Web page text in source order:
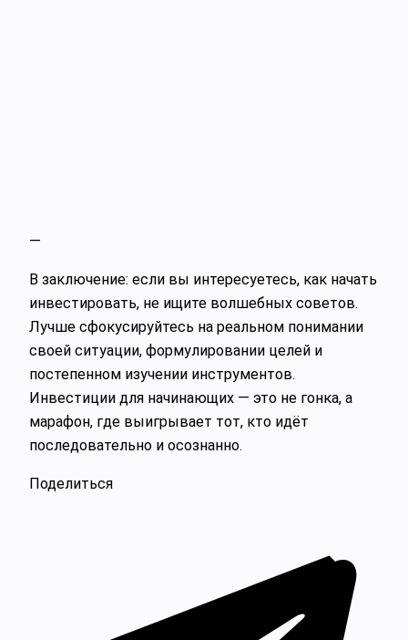
—
В заключение: если вы интересуетесь, как начать
инвестировать, не ищите волшебных советов.
Лучше сфокусируйтесь на реальном понимании
своей ситуации, формулировании целей и
постепенном изучении инструментов.
Инвестиции для начинающих — это не гонка, а
марафон, где выигрывает тот, кто идёт
последовательно и осознанно.
Поделиться